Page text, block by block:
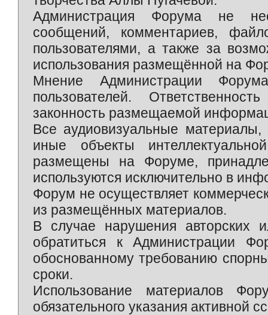
Администрация Форума не
сообщений, комментариев,
пользователями, а также за
использования размещённой на
Мнение Администрации
пользователей.
законность размещаемой
Все аудиовизуальные
иные объекты
размещены на Форуме,
используются исключительно в
Форум не осуществляет
из размещённых материалов.
В случае нарушения авторских
обратиться к Администрации
обоснованному требованию
сроки.
Использование материалов
обязательного указания активной